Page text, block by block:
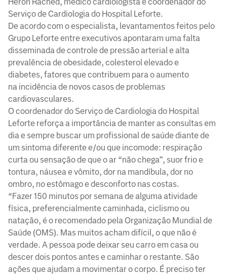
Heron Rached, médico cardiologista e coordenador do
Serviço de Cardiologia do Hospital Leforte.
De acordo com o especialista, levantamentos feitos pelo
Grupo Leforte entre executivos apontaram uma falta
disseminada de controle de pressão arterial e alta
prevalência de obesidade, colesterol elevado e
diabetes, fatores que contribuem para o aumento
na incidência de novos casos de problemas
cardiovasculares.
O coordenador do Serviço de Cardiologia do Hospital
Leforte reforça a importância de manter as consultas em
dia e sempre buscar um profissional de saúde diante de
um sintoma diferente e/ou que incomode: respiração
curta ou sensação de que o ar “não chega”, suor frio e
tontura, náusea e vômito, dor na mandíbula, dor no
ombro, no estômago e desconforto nas costas.
“Fazer 150 minutos por semana de alguma atividade
física, preferencialmente caminhada, ciclismo ou
natação, é o recomendado pela Organização Mundial de
Saúde (OMS). Mas muitos acham difícil, o que não é
verdade. A pessoa pode deixar seu carro em casa ou
descer dois pontos antes e caminhar o restante. São
ações que ajudam a movimentar o corpo. É preciso ter